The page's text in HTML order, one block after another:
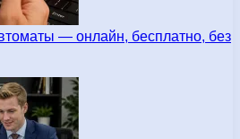
— онлайн, бесплатно, без